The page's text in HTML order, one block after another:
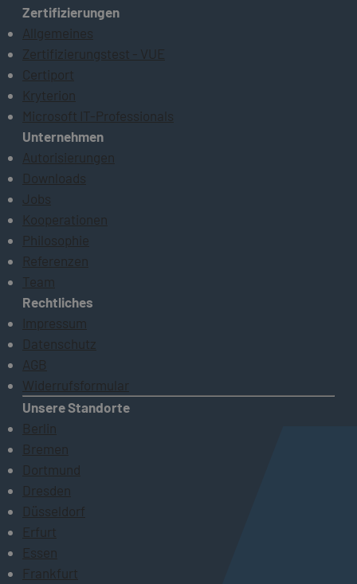
Zertifizierungen
Allgemeines
Zertifizierungstest - VUE
Certiport
Kryterion
Microsoft IT-Professionals
Unternehmen
Autorisierungen
Downloads
Jobs
Kooperationen
Philosophie
Referenzen
Team
Rechtliches
Impressum
Datenschutz
AGB
Widerrufsformular
Unsere Standorte
Berlin
Bremen
Dortmund
Dresden
Düsseldorf
Erfurt
Essen
Frankfurt